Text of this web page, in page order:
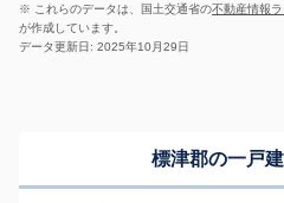
※ これらのデータは、国土交通省の不動産情報ラ
が作成しています。
データ更新日: 2025年10月29日
標津郡の一戸